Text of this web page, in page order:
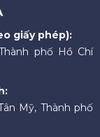
giấy phép):
phố Hồ Chí
Mỹ, Thành phố